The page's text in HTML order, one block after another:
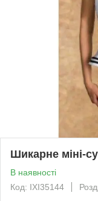
Шикарне міні-
В наявності
Код: IXI35144